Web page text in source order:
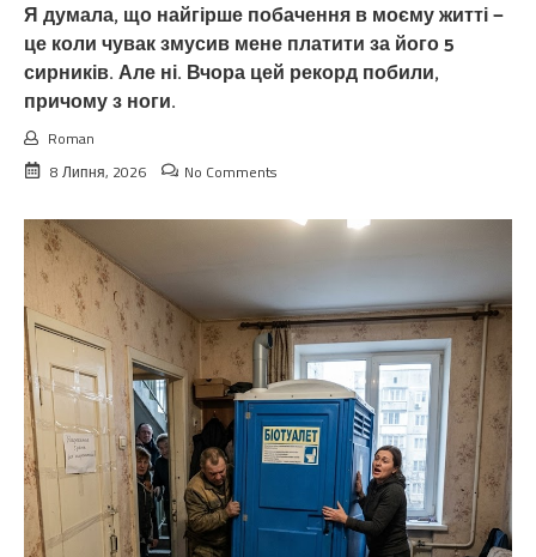
Я думала, що найгірше побачення в моєму житті —
це коли чувак змусив мене платити за його 5
сирників. Але ні. Вчора цей рекорд побили,
причому з ноги.
Roman
8 Липня, 2026
No Comments